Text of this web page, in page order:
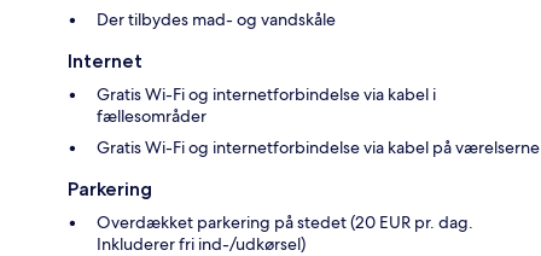
Der tilbydes mad- og vandskåle
Internet
Gratis Wi-Fi og internetforbindelse via kabel i
fællesområder
Gratis Wi-Fi og internetforbindelse via kabel på værelserne
Parkering
Overdækket parkering på stedet (20 EUR pr. dag.
Inkluderer fri ind-/udkørsel)